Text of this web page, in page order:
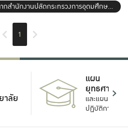
กสำนักงานปลัดกระทรวงการอุดมศึกษา
1
าลัย
แผน
ยุทธศาสตร์
และแผน
ปฏิบัติการ